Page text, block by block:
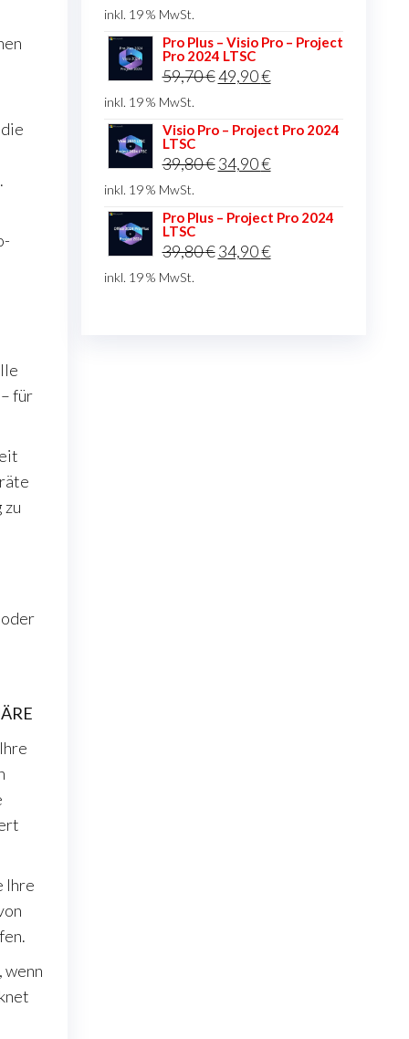
für
zu
Ihre
war:
44,80 €
ist:
inkl. 19 % MwSt.
Pro Plus – Visio Pro – Project
Pro 2024 LTSC
59,70€Ursprünglicher
war:
49,90€Aktueller
ist:
inkl. 19 % MwSt.
Visio Pro – Project Pro 2024
LTSC
39,80€ Ursprünglicher
war:
34,90€Aktueller
ist:
inkl. 19 % MwSt.
Pro Plus – Project Pro 2024
LTSC
39,80€ Ursprünglicher
34,90€Aktueller
inkl. 19 % MwSt.